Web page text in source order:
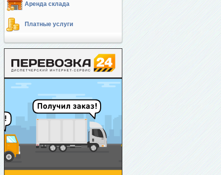
Аренда склада
Платные услуги